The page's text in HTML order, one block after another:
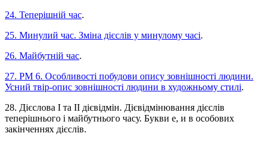
24. Теперішній час.
25. Минулий час. Зміна дієслів у минулому часі.
26. Майбутній час.
27. РМ 6. Особливості побудови опису зовнішності людини.
Усний твір-опис зовнішності людини в художньому стилі.
28. Дієслова І та ІІ дієвідмін. Дієвідмінювання дієслів
теперішнього і майбутнього часу. Букви е, и в особових
закінченнях дієслів.